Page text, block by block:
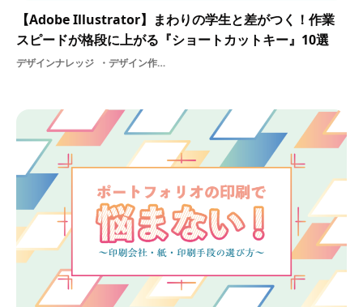
【Adobe Illustrator】まわりの学生と差がつく！作業
スピードが格段に上がる『ショートカットキー』10選
デザインナレッジ デザイン作業Illustrator効率化AdobeIllustrator基礎制作基礎知識グラフィック学生イラストレーターadobeショートカットキーデザインツールノウハウ